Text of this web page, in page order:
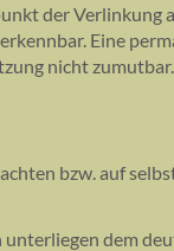
der Verlinkung
Eine
nicht
bzw. auf
dem